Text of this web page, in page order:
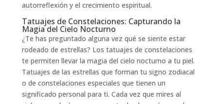
autorreflexión y el crecimiento espiritual.
Tatuajes de Constelaciones: Capturando la
Magia del Cielo Nocturno
¿Te has preguntado alguna vez qué se siente estar
rodeado de estrellas? Los tatuajes de constelaciones
te permiten llevar la magia del cielo nocturno a tu piel.
Tatuajes de las estrellas que forman tu signo zodiacal
o de constelaciones especiales que tienen un
significado personal para ti. Cada vez que mires al